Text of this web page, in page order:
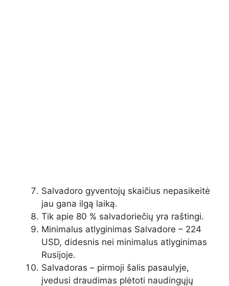
Salvadoro gyventojų skaičius nepasikeitė
jau gana ilgą laiką.
Tik apie 80 % salvadoriečių yra raštingi.
Minimalus atlyginimas Salvadore – 224
USD, didesnis nei minimalus atlyginimas
Rusijoje.
Salvadoras – pirmoji šalis pasaulyje,
įvedusi draudimas plėtoti naudingųjų